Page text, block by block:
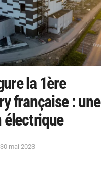
la 1ère
française : une
électrique
30 mai 2023